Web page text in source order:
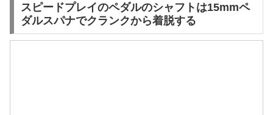
スピードプレイのペダルのシャフトは15mmペ
ダルスパナでクランクから着脱する